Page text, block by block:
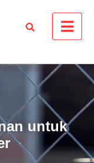
untuk